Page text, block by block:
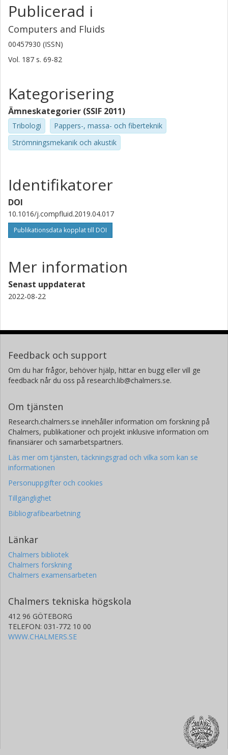
Publicerad i
Computers and Fluids
00457930 (ISSN)
Vol. 187 s. 69-82
Kategorisering
Ämneskategorier (SSIF 2011)
Tribologi
Pappers-, massa- och fiberteknik
Strömningsmekanik och akustik
Identifikatorer
DOI
10.1016/j.compfluid.2019.04.017
Publikationsdata kopplat till DOI
Mer information
Senast uppdaterat
2022-08-22
Feedback och support
Om du har frågor, behöver hjälp, hittar en bugg eller vill ge
feedback når du oss på research.lib@chalmers.se.
Om tjänsten
Research.chalmers.se innehåller information om forskning på
Chalmers, publikationer och projekt inklusive information om
finansiärer och samarbetspartners.
Läs mer om tjänsten, täckningsgrad och vilka som kan se
informationen
Personuppgifter och cookies
Tillgänglighet
Bibliografibearbetning
Länkar
Chalmers bibliotek
Chalmers forskning
Chalmers examensarbeten
Chalmers tekniska högskola
412 96 GÖTEBORG
TELEFON: 031-772 10 00
WWW.CHALMERS.SE